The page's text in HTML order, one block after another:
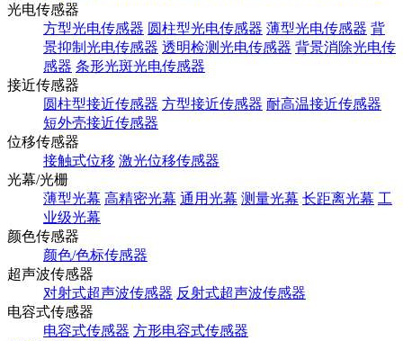
光电传感器
方型光电传感器 圆柱型光电传感器 薄型光电传感器 背
景抑制光电传感器 透明检测光电传感器 背景消除光电传
感器 条形光斑光电传感器
接近传感器
圆柱型接近传感器 方型接近传感器 耐高温接近传感器
短外壳接近传感器
位移传感器
接触式位移 激光位移传感器
光幕/光栅
薄型光幕 高精密光幕 通用光幕 测量光幕 长距离光幕 工
业级光幕
颜色传感器
颜色/色标传感器
超声波传感器
对射式超声波传感器 反射式超声波传感器
电容式传感器
电容式传感器 方形电容式传感器